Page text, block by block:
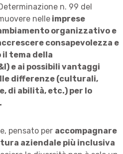
n. 99 del
nelle imprese
organizzativo e
consapevolezza e
il tema della
e ai possibili vantaggi
differenze (culturali,
di abilità, etc.) per lo
pensato per accompagnare
aziendale più inclusiva